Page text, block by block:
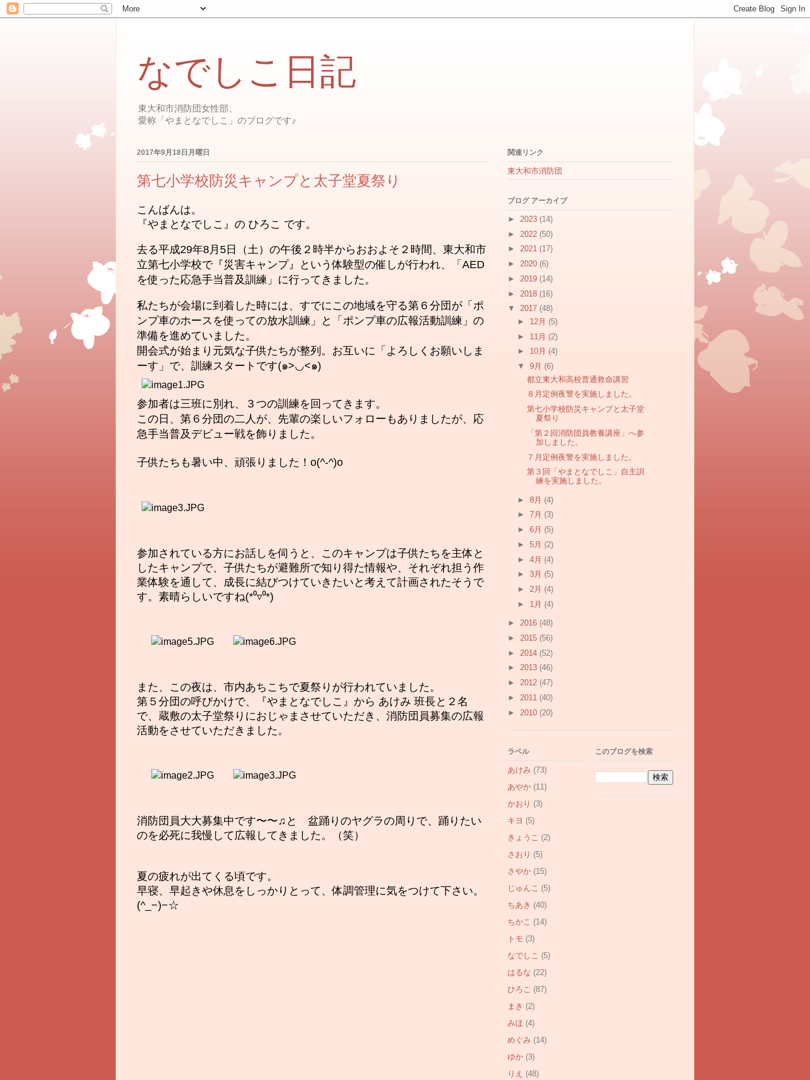
なでしこ日記
東大和市消防団女性部、
愛称「やまとなでしこ」のブログです♪
2017年9月18日月曜日
第七小学校防災キャンプと太子堂夏祭り
こんばんは。
『やまとなでしこ』の ひろこ です。
去る平成29年8月5日（土）の午後２時半からおおよそ２時間、東大和市
立第七小学校で『災害キャンプ』という体験型の催しが行われ、「AED
を使った応急手当普及訓練」に行ってきました。
私たちが会場に到着した時には、すでにこの地域を守る第６分団が「ポ
ンプ車のホースを使っての放水訓練」と「ポンプ車の広報活動訓練」の
準備を進めていました。
開会式が始まり元気な子供たちが整列。お互いに「よろしくお願いしま
ーす」で、訓練スタートです(๑>◡<๑)
参加者は三班に別れ、３つの訓練を回ってきます。
この日、第６分団の二人が、先輩の楽しいフォローもありましたが、応
急手当普及デビュー戦を飾りました。
子供たちも暑い中、頑張りました！o(^-^)o
参加されている方にお話しを伺うと、このキャンプは子供たちを主体と
したキャンプで、子供たちが避難所で知り得た情報や、それぞれ担う作
業体験を通して、成長に結びつけていきたいと考えて計画されたそうで
す。 素晴らしいですね(*⁰▿⁰*)
また、この夜は、市内あちこちで夏祭りが行われていました。
第５分団の呼びかけで、『やまとなでしこ』から あけみ 班長と２名
で、蔵敷の太子堂祭りにおじゃまさせていただき、消防団員募集の広報
活動をさせていただきました。
消防団員大大募集中です〜〜♫と　盆踊りのヤグラの周りで、踊りたい
のを必死に我慢して広報してきました。（笑）
夏の疲れが出てくる頃です。
早寝、早起きや休息をしっかりとって、体調管理に気をつけて下さい。
(^_−)−☆
関連リンク
東大和市消防団
ブログ アーカイブ
► 2023 (14)
► 2022 (50)
► 2021 (17)
► 2020 (6)
► 2019 (14)
► 2018 (16)
▼ 2017 (48)
► 12月 (5)
► 11月 (2)
► 10月 (4)
▼ 9月 (6)
都立東大和高校普通救命講習
８月定例夜警を実施しました。
第七小学校防災キャンプと太子堂
夏祭り
「第２回消防団員教養講座」へ参
加しました。
７月定例夜警を実施しました。
第３回「やまとなでしこ」自主訓
練を実施しました。
► 8月 (4)
► 7月 (3)
► 6月 (5)
► 5月 (2)
► 4月 (4)
► 3月 (5)
► 2月 (4)
► 1月 (4)
► 2016 (48)
► 2015 (56)
► 2014 (52)
► 2013 (46)
► 2012 (47)
► 2011 (40)
► 2010 (20)
ラベル
あけみ (73)
あやか (11)
かおり (3)
キヨ (5)
きょうこ (2)
さおり (5)
さやか (15)
じゅんこ (5)
ちあき (40)
ちかこ (14)
トモ (3)
なでしこ (5)
はるな (22)
ひろこ (87)
まき (2)
みほ (4)
めぐみ (14)
ゆか (3)
りえ (48)
このブログを検索